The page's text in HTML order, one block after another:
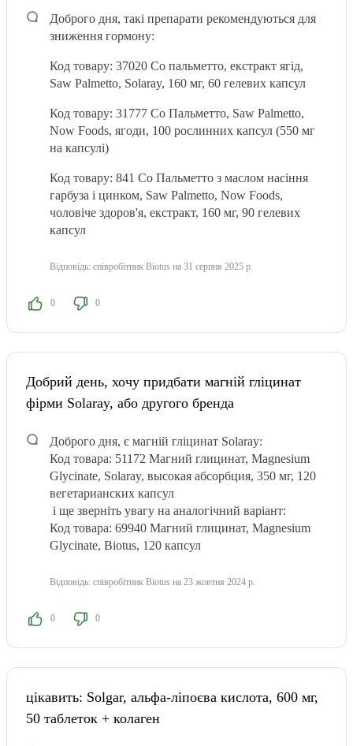
Доброго дня, такі препарати рекомендуються для
зниження гормону:
Код товару: 37020 Со пальметто, екстракт ягід,
Saw Palmetto, Solaray, 160 мг, 60 гелевих капсул
Код товару: 31777 Со Пальметто, Saw Palmetto,
Now Foods, ягоди, 100 рослинних капсул (550 мг
на капсулі)
Код товару: 841 Со Пальметто з маслом насіння
гарбуза і цинком, Saw Palmetto, Now Foods,
чоловіче здоров'я, екстракт, 160 мг, 90 гелевих
капсул
Відповідь: співробітник Biotus на 31 серпня 2025 р.
0 0
Добрий день, хочу придбати магній гліцинат
фірми Solaray, або другого бренда
Доброго дня, є магній гліцинат Solaray:
Код товара: 51172 Магний глицинат, Magnesium
Glycinate, Solaray, высокая абсорбция, 350 мг, 120
вегетарианских капсул
і ще зверніть увагу на аналогічний варіант:
Код товара: 69940 Магний глицинат, Magnesium
Glycinate, Biotus, 120 капсул
Відповідь: співробітник Biotus на 23 жовтня 2024 р.
0 0
цікавить: Solgar, альфа-ліпоєва кислота, 600 мг,
50 таблеток + колаген